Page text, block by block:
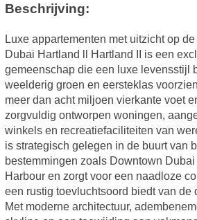
Beschrijving:
Luxe appartementen met uitzicht op
Dubai Hartland ll Hartland II is een
gemeenschap die een luxe levensstijl
weelderig groen en eersteklas
meer dan acht miljoen vierkante voet
zorgvuldig ontworpen woningen,
winkels en recreatiefaciliteiten van
is strategisch gelegen in de buurt van
bestemmingen zoals Downtown
Harbour en zorgt voor een naadloze
een rustig toevluchtsoord biedt van de
Met moderne architectuur,